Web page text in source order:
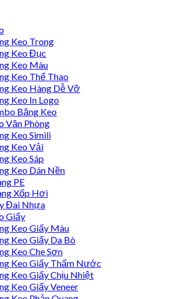
Keo Trong
Keo Đục
Keo Màu
Keo Thể Thao
Keo Hàng Dễ Vỡ
Keo In Logo
Băng Keo
Văn Phòng
Keo Simili
Keo Vải
Keo Sáp
Keo Dán Nền
PE
Xốp Hơi
Đai Nhựa
Giấy
Keo Giấy Màu
Keo Giấy Da Bò
Keo Che Sơn
Keo Giấy Thấm Nước
Keo Giấy Chịu Nhiệt
Keo Giấy Veneer